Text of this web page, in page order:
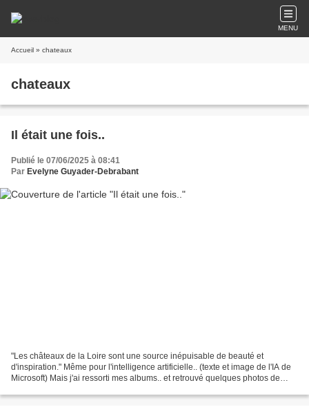
MENU
Accueil » chateaux
chateaux
Il était une fois..
Publié le 07/06/2025 à 08:41
Par Evelyne Guyader-Debrabant
"Les châteaux de la Loire sont une source inépuisable de beauté et
d'inspiration." Même pour l'intelligence artificielle.. (texte et image de l'IA de
Microsoft) Mais j'ai ressorti mes albums.. et retrouvé quelques photos de